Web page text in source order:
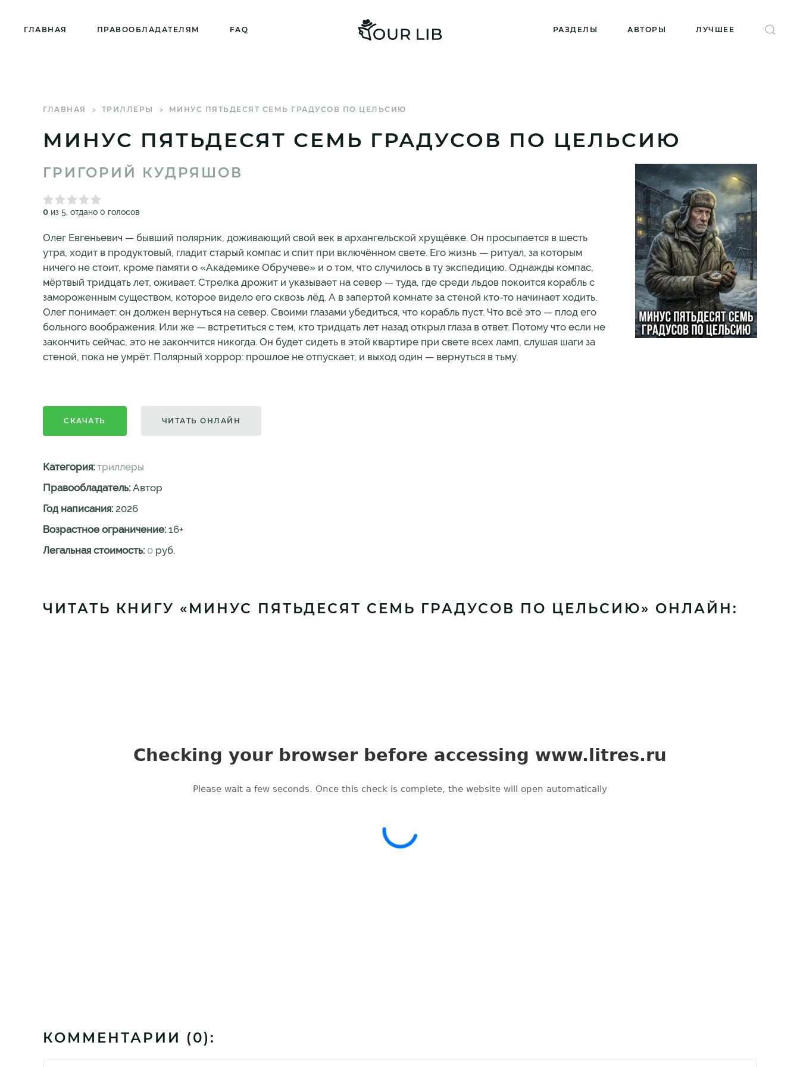
ГЛАВНАЯ ПРАВООБЛАДАТЕЛЯМ FAQ РАЗДЕЛЫ АВТОРЫ ЛУЧШЕЕ
ГЛАВНАЯ ТРИЛЛЕРЫ МИНУС ПЯТЬДЕСЯТ СЕМЬ ГРАДУСОВ ПО ЦЕЛЬСИЮ
МИНУС ПЯТЬДЕСЯТ СЕМЬ ГРАДУСОВ ПО ЦЕЛЬСИЮ
ГРИГОРИЙ КУДРЯШОВ
0 из 5, отдано 0 голосов
Олег Евгеньевич — бывший полярник, доживающий свой век в архангельской хрущёвке. Он просыпается в шесть
утра, ходит в продуктовый, гладит старый компас и спит при включённом свете. Его жизнь — ритуал, за которым
ничего не стоит, кроме памяти о «Академике Обручеве» и о том, что случилось в ту экспедицию. Однажды компас,
мёртвый тридцать лет, оживает. Стрелка дрожит и указывает на север — туда, где среди льдов покоится корабль с
замороженным существом, которое видело его сквозь лёд. А в запертой комнате за стеной кто-то начинает ходить.
Олег понимает: он должен вернуться на север. Своими глазами убедиться, что корабль пуст. Что всё это — плод его
больного воображения. Или же — встретиться с тем, кто тридцать лет назад открыл глаза в ответ. Потому что если не
закончить сейчас, это не закончится никогда. Он будет сидеть в этой квартире при свете всех ламп, слушая шаги за
стеной, пока не умрёт. Полярный хоррор: прошлое не отпускает, и выход один — вернуться в тьму.
СКАЧАТЬ ЧИТАТЬ ОНЛАЙН
Категория: триллеры
Правообладатель: Автор
Год написания: 2026
Возрастное ограничение: 16+
Легальная стоимость: 0 руб.
ЧИТАТЬ КНИГУ «МИНУС ПЯТЬДЕСЯТ СЕМЬ ГРАДУСОВ ПО ЦЕЛЬСИЮ» ОНЛАЙН:
КОММЕНТАРИИ (0):